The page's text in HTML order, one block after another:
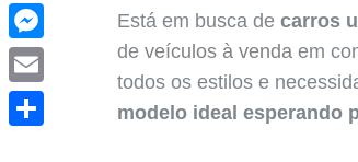
Está em busca de carros
de veículos à venda em
todos os estilos e
modelo ideal esperando
X
Messenger
Email